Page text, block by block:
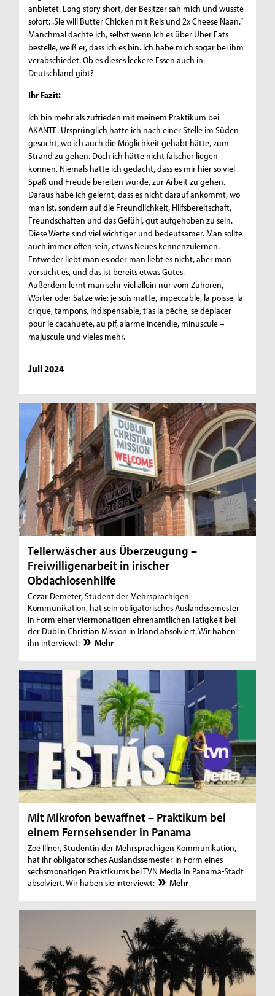
anbietet. Long story short, der Besitzer sah mich und wusste
sofort: „Sie will Butter Chicken mit Reis und 2x Cheese Naan.“
Manchmal dachte ich, selbst wenn ich es über Uber Eats
bestelle, weiß er, dass ich es bin. Ich habe mich sogar bei ihm
verabschiedet. Ob es dieses leckere Essen auch in
Deutschland gibt?
Ihr Fazit:
Ich bin mehr als zufrieden mit meinem Praktikum bei
AKANTE. Ursprünglich hatte ich nach einer Stelle im Süden
gesucht, wo ich auch die Möglichkeit gehabt hätte, zum
Strand zu gehen. Doch ich hätte nicht falscher liegen
können. Niemals hätte ich gedacht, dass es mir hier so viel
Spaß und Freude bereiten würde, zur Arbeit zu gehen.
Daraus habe ich gelernt, dass es nicht darauf ankommt, wo
man ist, sondern auf die Freundlichkeit, Hilfsbereitschaft,
Freundschaften und das Gefühl, gut aufgehoben zu sein.
Diese Werte sind viel wichtiger und bedeutsamer. Man sollte
auch immer offen sein, etwas Neues kennenzulernen.
Entweder liebt man es oder man liebt es nicht, aber man
versucht es, und das ist bereits etwas Gutes.
Außerdem lernt man sehr viel allein nur vom Zuhören,
Wörter oder Sätze wie: je suis matte, impeccable, la poisse, la
crique, tampons, indispensable, t’as la pêche, se déplacer
pour le cacahuète, au pif, alarme incendie, minuscule –
majuscule und vieles mehr.
Juli 2024
Tellerwäscher aus Überzeugung –
Freiwilligenarbeit in irischer
Obdachlosenhilfe
Cezar Demeter, Student der Mehrsprachigen
Kommunikation, hat sein obligatorisches Auslandssemester
in Form einer viermonatigen ehrenamtlichen Tätigkeit bei
der Dublin Christian Mission in Irland absolviert. Wir haben
ihn interviewt:
Mehr
Mit Mikrofon bewaffnet – Praktikum bei
einem Fernsehsender in Panama
Zoé Illner, Studentin der Mehrsprachigen Kommunikation,
hat ihr obligatorisches Auslandssemester in Form eines
sechsmonatigen Praktikums bei TVN Media in Panama-Stadt
absolviert. Wir haben sie interviewt:
Mehr